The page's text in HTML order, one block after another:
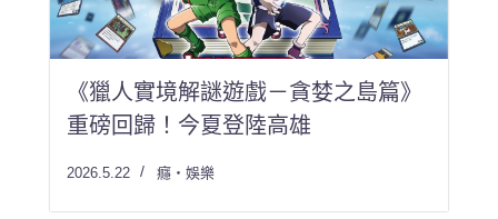
《獵人實境解謎遊戲－貪婪之島篇》
重磅回歸！今夏登陸高雄
2026.5.22 癮・娛樂